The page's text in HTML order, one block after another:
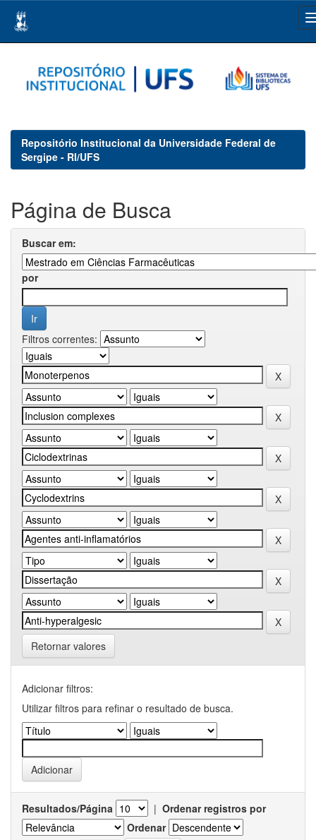
navigation
Repositório Institucional da Universidade Federal de
Sergipe - RI/UFS
Página de Busca
Buscar em:
por
Filtros correntes:
Retornar valores
Adicionar filtros:
Utilizar filtros para refinar o resultado de busca.
Resultados/Página | Ordenar registros por
Ordenar